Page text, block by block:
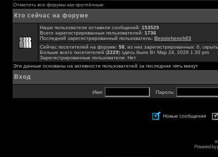
Отметить все форумы как прочтённые
Кто сейчас на форуме
Наши пользователи оставили сообщений: 153529
Всего зарегистрированных пользователей: 1736
Последний зарегистрированный пользователь: Benniehench03
Сейчас посетителей на форуме: 58 , из них зарегистрированных: 0,
Больше всего посетителей (2229) здесь было Вт Мар 24, 2026 1:30 pm
Зарегистрированные пользователи: Нет
Эти данные основаны на активности пользователей за последние пять минут
Вход
Имя: Пароль:
Новые сообщения
Powered by